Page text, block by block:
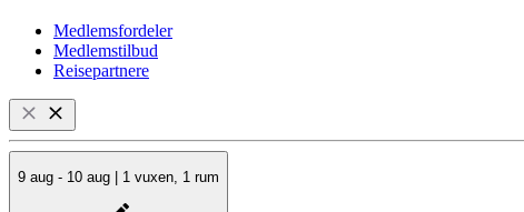
Medlemsfordeler
Medlemstilbud
Reisepartnere
9 aug - 10 aug | 1 vuxen, 1 rum